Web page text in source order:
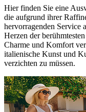
Hier finden Sie eine
die aufgrund ihrer
hervorragenden Service
Herzen der
Charme und Komfort
italienische Kunst und
verzichten zu müssen.